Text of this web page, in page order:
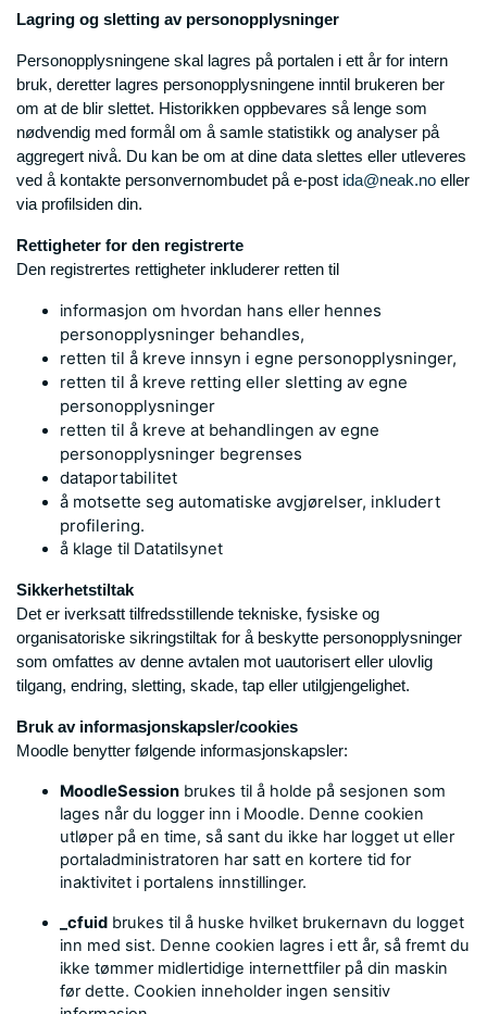
Lagring og sletting av personopplysninger
Personopplysningene skal lagres på portalen i ett år for intern
bruk, deretter lagres personopplysningene inntil brukeren ber
om at de blir slettet. Historikken oppbevares så lenge som
nødvendig med formål om å samle statistikk og analyser på
aggregert nivå. Du kan be om at dine data slettes eller utleveres
ved å kontakte personvernombudet på e-post ida@neak.no eller
via profilsiden din.
Rettigheter for den registrerte
Den registrertes rettigheter inkluderer retten til
informasjon om hvordan hans eller hennes
personopplysninger behandles,
retten til å kreve innsyn i egne personopplysninger,
retten til å kreve retting eller sletting av egne
personopplysninger
retten til å kreve at behandlingen av egne
personopplysninger begrenses
dataportabilitet
å motsette seg automatiske avgjørelser, inkludert
profilering.
å klage til Datatilsynet
Sikkerhetstiltak
Det er iverksatt tilfredsstillende tekniske, fysiske og
organisatoriske sikringstiltak for å beskytte personopplysninger
som omfattes av denne avtalen mot uautorisert eller ulovlig
tilgang, endring, sletting, skade, tap eller utilgjengelighet.
Bruk av informasjonskapsler/cookies
Moodle benytter følgende informasjonskapsler:
MoodleSession brukes til å holde på sesjonen som
lages når du logger inn i Moodle. Denne cookien
utløper på en time, så sant du ikke har logget ut eller
portaladministratoren har satt en kortere tid for
inaktivitet i portalens innstillinger.
_cfuid brukes til å huske hvilket brukernavn du logget
inn med sist. Denne cookien lagres i ett år, så fremt du
ikke tømmer midlertidige internettfiler på din maskin
før dette. Cookien inneholder ingen sensitiv